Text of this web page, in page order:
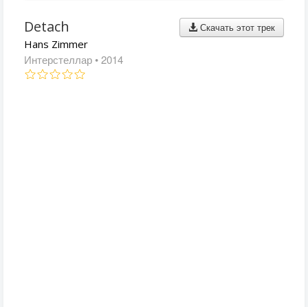
Скачать этот трек
Detach
Hans Zimmer
Интерстеллар • 2014